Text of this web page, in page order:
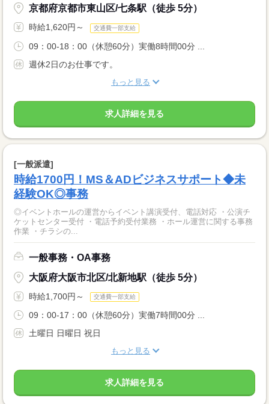
京都府京都市東山区/七条駅（徒歩 5分）
時給1,620円～ 交通費一部支給
09：00-18：00（休憩60分）実働8時間00分 ...
週休2日のお仕事です。
もっと見る
求人詳細を見る
[一般派遣]
時給1700円！MS＆ADビジネスサポート◆未
経験OK◎事務
◎イベントホールの運営からイベント講演受付、電話対応 ・公演チ
ケットセンター受付 ・電話予約受付業務 ・ホール運営に関する事務
作業 ・チラシの...
一般事務・OA事務
大阪府大阪市北区/北新地駅（徒歩 5分）
時給1,700円～ 交通費一部支給
09：00-17：00（休憩60分）実働7時間00分 ...
土曜日 日曜日 祝日
もっと見る
求人詳細を見る